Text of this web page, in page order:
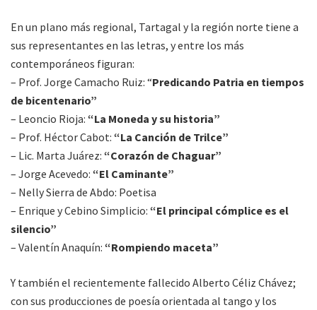
En un plano más regional, Tartagal y la región norte tiene a
sus representantes en las letras, y entre los más
contemporáneos figuran:
– Prof. Jorge Camacho Ruiz: “Predicando Patria en tiempos
de bicentenario”
– Leoncio Rioja: “La Moneda y su historia”
– Prof. Héctor Cabot: “La Canción de Trilce”
– Lic. Marta Juárez: “Corazón de Chaguar”
– Jorge Acevedo: “El Caminante”
– Nelly Sierra de Abdo: Poetisa
– Enrique y Cebino Simplicio: “El principal cómplice es el
silencio”
– Valentín Anaquín: “Rompiendo maceta”
Y también el recientemente fallecido Alberto Céliz Chávez;
con sus producciones de poesía orientada al tango y los